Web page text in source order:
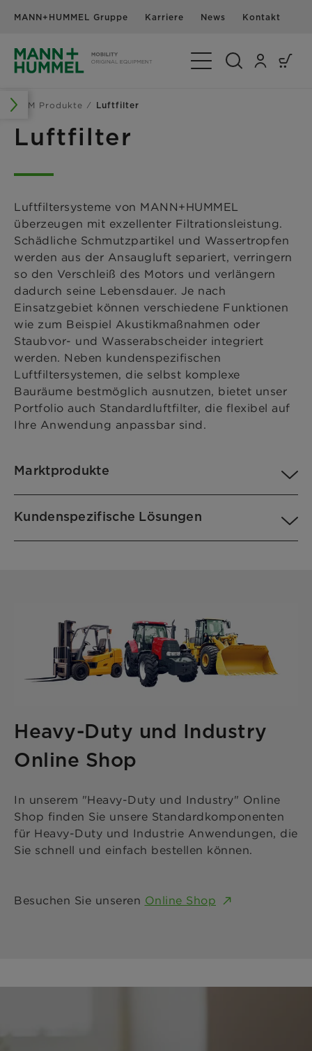
MANN+HUMMEL Gruppe Karriere News Kontakt
Navigation
OEM Produkte Luftfilter
Luftfilter
Luftfiltersysteme von MANN+HUMMEL
überzeugen mit exzellenter Filtrationsleistung.
Schädliche Schmutzpartikel und Wassertropfen
werden aus der Ansaugluft separiert, verringern
so den Verschleiß des Motors und verlängern
dadurch seine Lebensdauer. Je nach
Einsatzgebiet können verschiedene Funktionen
wie zum Beispiel Akustikmaßnahmen oder
Staubvor- und Wasserabscheider integriert
werden. Neben kundenspezifischen
Luftfiltersystemen, die selbst komplexe
Bauräume bestmöglich ausnutzen, bietet unser
Portfolio auch Standardluftfilter, die flexibel auf
Ihre Anwendung anpassbar sind.
Marktprodukte
Kundenspezifische Lösungen
Heavy-Duty und Industry
Online Shop
In unserem "Heavy-Duty und Industry" Online
Shop finden Sie unsere Standardkomponenten
für Heavy-Duty und Industrie Anwendungen, die
Sie schnell und einfach bestellen können.
Besuchen Sie unseren Online Shop